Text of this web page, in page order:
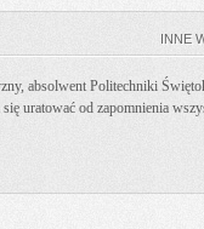
INNE
absolwent Politechniki
uratować od zapomnienia